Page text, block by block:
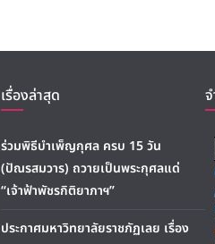
เรื่องล่าสุด
ร่วมพิธีบำเพ็ญกุศล ครบ 15 วัน
(ปัณรสมวาร) ถวายเป็นพระกุศลแด่
“เจ้าฟ้าพัชรกิติยาภาฯ”
ประกาศมหาวิทยาลัยราชภัฏเลย เรื่อง